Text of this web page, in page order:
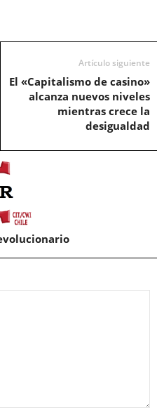
Artículo siguiente
El «Capitalismo de casino»
alcanza nuevos niveles
mientras crece la
desigualdad